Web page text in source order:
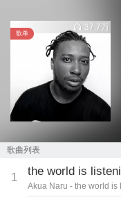
歌单
37.7万
歌曲列表
1 the world is
Akua Naru - the world is